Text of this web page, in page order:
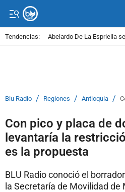
Tendencias: Abelardo De La Espriella
Blu Radio / Regiones / Antioquia /
Con pico y placa de
levantaría la
es la propuesta
BLU Radio conoció el
la Secretaría de Movilidad